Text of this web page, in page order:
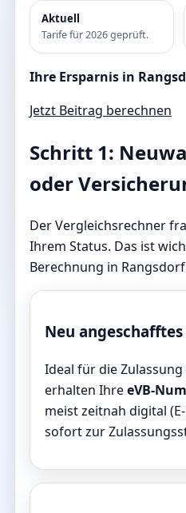
Aktuell
Tarife für 2026 geprüft.
Ihre Ersparnis in
Jetzt Beitrag berechnen
Schritt 1:
oder
Der Vergleichsrechner
Ihrem Status. Das ist
Berechnung in
Neu
Ideal für die
erhalten IhreeVB-
meist zeitnah digital
sofort zur